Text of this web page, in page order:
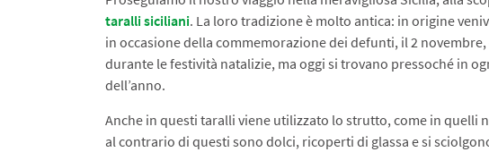
taralli siciliani. La loro tradizione è molto antica: in origine
in occasione della commemorazione dei defunti, il 2
durante le festività natalizie, ma oggi si trovano pressoché in
dell’anno.
Anche in questi taralli viene utilizzato lo strutto, come in quelli
al contrario di questi sono dolci, ricoperti di glassa e si